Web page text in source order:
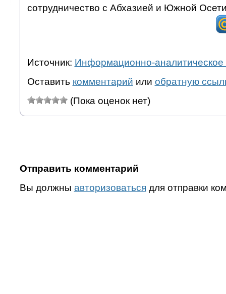
сотрудничество с Абхазией и Южной
Источник: Информационно-аналитическое
Оставить комментарий или обратную
(Пока оценок нет)
Отправить комментарий
Вы должны авторизоваться для отправки